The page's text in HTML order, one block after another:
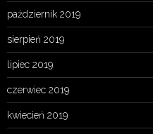
październik 2019
sierpień 2019
lipiec 2019
czerwiec 2019
kwiecień 2019